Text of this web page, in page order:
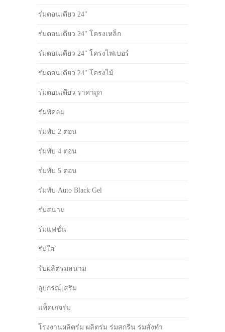
ร่มตอนเดียว 24"
ร่มตอนเดียว 24" โครงเหล็ก
ร่มตอนเดียว 24" โครงไฟเบอร์
ร่มตอนเดียว 24" โครงไม้
ร่มตอนเดียว ราคาถูก
ร่มพัดลม
ร่มพับ 2 ตอน
ร่มพับ 4 ตอน
ร่มพับ 5 ตอน
ร่มพับ Auto Black Gel
ร่มสนาม
ร่มแฟชั่น
ร่มใส
รับผลิตร่มสนาม
อุปกรณ์เสริม
แพ็คเกจร่ม
โรงงานผลิตร่ม ผลิตร่ม ร่มสกรีน ร่มสั่งทำ